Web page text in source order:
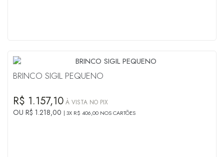
BRINCO SIGIL PEQUENO
R$ 1.157,10 À VISTA NO PIX
OU R$ 1.218,00 3X R$ 406,00 NOS CARTÕES